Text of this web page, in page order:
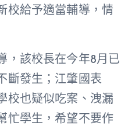
校給予適當輔導，情
，該校長在今年8月已
斷發生；江肇國表
校也疑似吃案、洩漏
忙學生，希望不要作